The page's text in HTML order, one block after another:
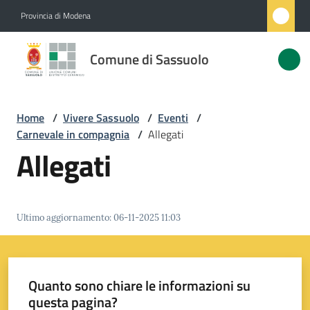
Provincia di Modena
Comune di Sassuolo
Comune
di
Servizi
Vivere
Sassuolo
Menu selezionato
Home / Vivere Sassuolo / Eventi /
Carnevale in compagnia / Allegati
Allegati
Ultimo aggiornamento:06-11-2025 11:03
Quanto sono chiare le informazioni su
questa pagina?